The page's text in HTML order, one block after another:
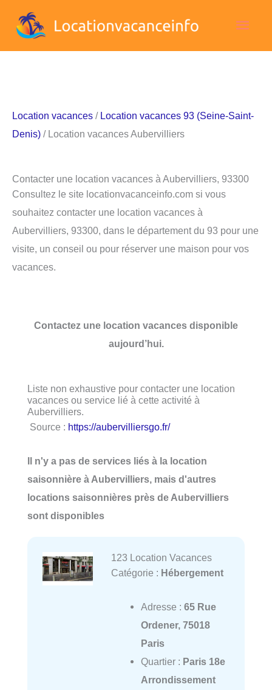
Location vacances / Location vacances 93 (Seine-Saint-
Denis) / Location vacances Aubervilliers
Contacter une location vacances à Aubervilliers, 93300
Consultez le site locationvacanceinfo.com si vous
souhaitez contacter une location vacances à
Aubervilliers, 93300, dans le département du 93 pour une
visite, un conseil ou pour réserver une maison pour vos
vacances.
Contactez une location vacances disponible
aujourd’hui.
Liste non exhaustive pour contacter une location
vacances ou service lié à cette activité à
Aubervilliers.
Source : https://aubervilliersgo.fr/
Il n'y a pas de services liés à la location
saisonnière à Aubervilliers, mais d'autres
locations saisonnières près de Aubervilliers
sont disponibles
123 Location Vacances
Catégorie : Hébergement
Adresse : 65 Rue
Ordener, 75018
Paris
Quartier : Paris 18e
Arrondissement